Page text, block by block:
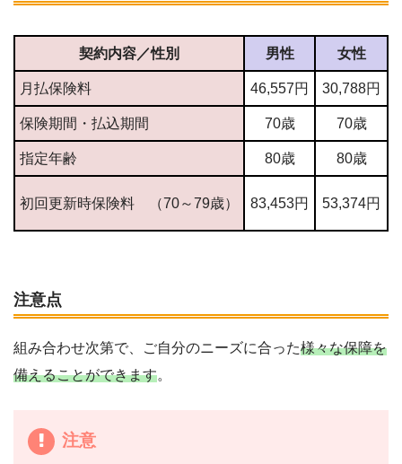
契約内容／性別 男性 女性
月払保険料 46,557円 30,788円
保険期間・払込期間 70歳 70歳
指定年齢 80歳 80歳
初回更新時保険料 （70～79歳） 83,453円 53,374円
注意点
組み合わせ次第で、ご自分のニーズに合った様々な保障を
備えることができます。
注意